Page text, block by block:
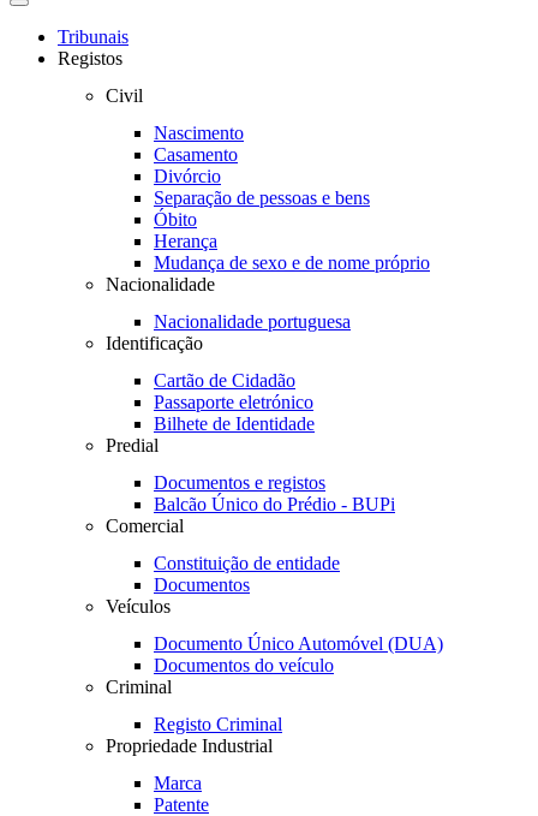
Toggle
navigationTribunais
Registos
Civil
Nascimento
Casamento
Divórcio
Separação de pessoas e bens
Óbito
Herança
Mudança de sexo e de nome próprio
Nacionalidade
Nacionalidade portuguesa
Identificação
Cartão de Cidadão
Passaporte eletrónico
Bilhete de Identidade
Predial
Documentos e registos
Balcão Único do Prédio - BUPi
Comercial
Constituição de entidade
Documentos
Veículos
Documento Único Automóvel (DUA)
Documentos do veículo
Criminal
Registo Criminal
Propriedade Industrial
Marca
Patente